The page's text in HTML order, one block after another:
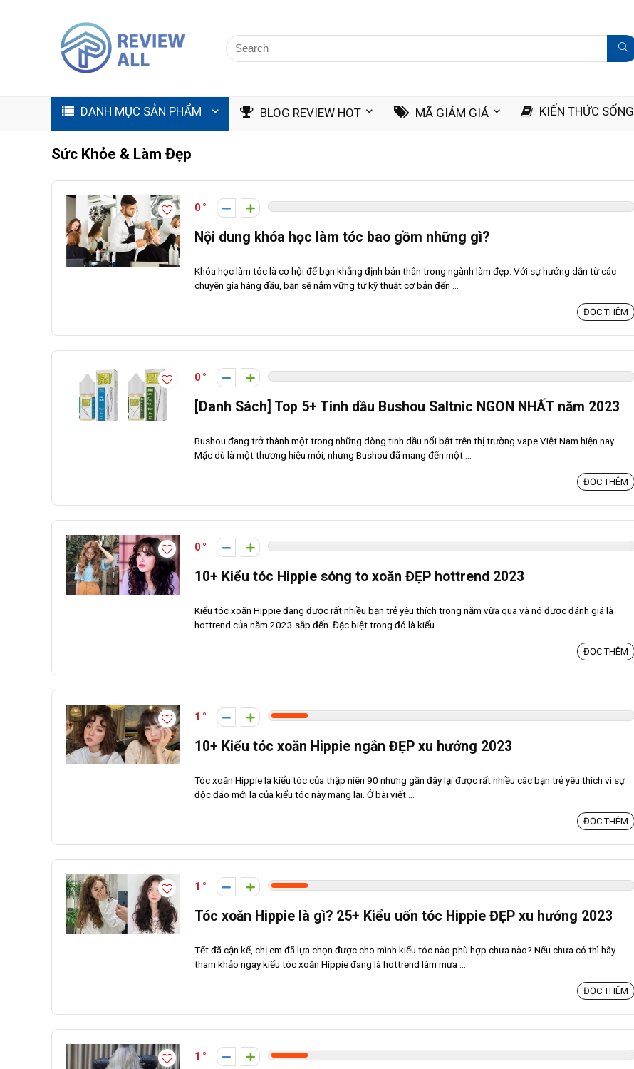
DANH MỤC SẢN PHẨM BLOG REVIEW HOT MÃ GIẢM GIÁ KIẾN THỨC SỐNG
Sức Khỏe & Làm Đẹp
0
Nội dung khóa học làm tóc bao gồm những gì?
Khóa học làm tóc là cơ hội để bạn khẳng định bản thân trong ngành làm đẹp. Với sự hướng dẫn từ các
chuyên gia hàng đầu, bạn sẽ nắm vững từ kỹ thuật cơ bản đến ...
ĐỌC THÊM
0
[Danh Sách] Top 5+ Tinh dầu Bushou Saltnic NGON NHẤT năm 2023
Bushou đang trở thành một trong những dòng tinh dầu nổi bật trên thị trường vape Việt Nam hiện nay.
Mặc dù là một thương hiệu mới, nhưng Bushou đã mang đến một ...
ĐỌC THÊM
0
10+ Kiểu tóc Hippie sóng to xoăn ĐẸP hottrend 2023
Kiểu tóc xoăn Hippie đang được rất nhiều bạn trẻ yêu thích trong năm vừa qua và nó được đánh giá là
hottrend của năm 2023 sắp đến. Đặc biệt trong đó là kiểu ...
ĐỌC THÊM
1
10+ Kiểu tóc xoăn Hippie ngắn ĐẸP xu hướng 2023
Tóc xoăn Hippie là kiểu tóc của thập niên 90 nhưng gần đây lại được rất nhiều các bạn trẻ yêu thích vì sự
độc đáo mới lạ của kiểu tóc này mang lại. Ở bài viết ...
ĐỌC THÊM
1
Tóc xoăn Hippie là gì? 25+ Kiểu uốn tóc Hippie ĐẸP xu hướng 2023
Tết đã cận kể, chị em đã lựa chọn được cho mình kiểu tóc nào phù hợp chưa nào? Nếu chưa có thì hãy
tham khảo ngay kiểu tóc xoăn Hippie đang là hottrend làm mưa ...
ĐỌC THÊM
1